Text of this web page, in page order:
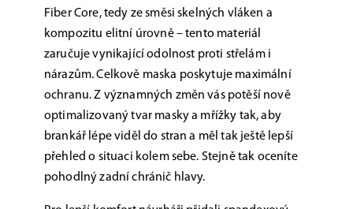
Fiber Core, tedy ze směsi skelných vláken a
kompozitu elitní úrovně – tento materiál
zaručuje vynikající odolnost proti střelám i
nárazům. Celkově maska poskytuje maximální
ochranu. Z významných změn vás potěší nově
optimalizovaný tvar masky a mřížky tak, aby
brankář lépe viděl do stran a měl tak ještě lepší
přehled o situaci kolem sebe. Stejně tak oceníte
pohodlný zadní chránič hlavy.